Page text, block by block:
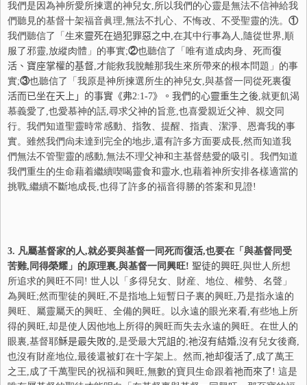
我們是因為神所愛所揀選的神兒女,所以我們的心靈是無法不信神給我
們聽見的基督十架福音眞理,無法不扎心、不悔改、不受聖靈的洗。 ①
我們聽信了「生來靈死在過犯罪惡之中,在其中行事為人,隨從世界,順
服了邪靈,放縱肉體」的事實;②也聽信了「唯有道成肉身、死而復
活 、寶座掌權的基督,才能救我脫離那我生來所帶來的根本問題」的事
實;③也聽信了「我原是神所揀選所生的神兒女,與基督一同從死裏復
活而已坐在天上」的事實 《弗2:1-7》。我們的心靈重生之後,就更飢渴
慕義愛了,也愛慕神的話,尋求父神的旨意,也喜愛親近父神、親交同
行。我們知道聖靈時常感動、指敎、提醒、指責、潔淨、恩膏我的事
實。雖然我們尙未達到完全的地步,還有許多方面要成長,然而知道我
們無法不管聖靈的感動,無法不理父神和主基督慈愛的吸引。我們知道
我們重生的生命藉着繼續喫喝靈食和靈水,也藉着神所安排各樣適當的
挑戰,繼續不斷地成長,也得了許多的福音得勝的答案和見證!
3. 凡屬基督家的人,就必要與基督一同死而復活,也要在「與基督同受
苦難,同得榮耀」的原理裏,與基督一同興旺! 聖徒的興旺,與世人所想
所追求的興旺不同! 世人以「多得兒女、財産、地位、權勢、名聲」
為興旺;然而聖徒的興旺,不是指地上短暫日子裏的興旺,乃是指永遠的
興旺、屬靈屬天的興旺、全備的興旺。以永遠的眼光來看,有些地上所
得的興旺,却是使人因他地上所得的興旺而失去永遠的興旺。在世人的
眼裏,基督耶穌是最失敗的,是受最大咒詛的;祂沒有結婚,沒有兒女後裔,
也沒有財産地位,最後還被釘在十字架上。然而,祂却復活了 ,成了萬王
之王,成了千萬聖民的祝福和興旺,無數的寶貝生命跟着祂而來了 ! 這是